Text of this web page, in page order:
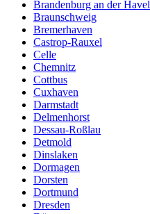
Brandenburg an der Havel
Braunschweig
Bremerhaven
Castrop-Rauxel
Celle
Chemnitz
Cottbus
Cuxhaven
Darmstadt
Delmenhorst
Dessau-Roßlau
Detmold
Dinslaken
Dormagen
Dorsten
Dortmund
Dresden